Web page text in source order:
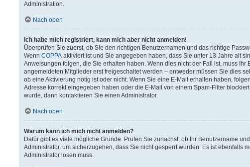
Administration.
Nach oben
Ich habe mich registriert, kann mich aber nicht anmelden!
Überprüfen Sie zuerst, ob Sie den richtigen Benutzernamen und das richtige
Wenn COPPA aktiviert ist und Sie angegeben haben, dass Sie unter 13 Jahre alt
Anweisungen folgen, die Sie erhalten haben. Wenn dies nicht der Fall ist, muss
angemeldeten Mitglieder erst freigeschaltet werden – entweder müssen Sie dies
ob eine Aktivierung nötig ist oder nicht. Wenn Sie eine E-Mail erhalten haben,
Adresse korrekt eingegeben haben oder die E-Mail von einem Spam-Filter
wurde, dann kontaktieren Sie einen Administrator.
Nach oben
Warum kann ich mich nicht anmelden?
Dafür gibt es viele mögliche Gründe. Prüfen Sie zunächst, ob Ihr Benutzername
Administrator, um sicherzugehen, dass Sie nicht gesperrt wurden. Es ist ebenfalls
Administrator lösen muss.